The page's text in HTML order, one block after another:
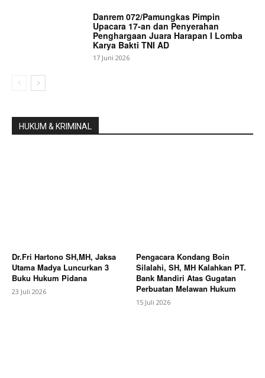
Danrem 072/Pamungkas Pimpin
Upacara 17-an dan Penyerahan
Penghargaan Juara Harapan I Lomba
Karya Bakti TNI AD
17 Juni 2026
HUKUM & KRIMINAL
Dr.Fri Hartono SH,MH, Jaksa
Utama Madya Luncurkan 3
Buku Hukum Pidana
23 Juli 2026
Pengacara Kondang Boin
Silalahi, SH, MH Kalahkan PT.
Bank Mandiri Atas Gugatan
Perbuatan Melawan Hukum
15 Juli 2026